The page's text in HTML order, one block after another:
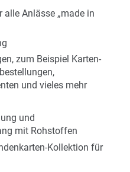
Anlässe „made in
zum Beispiel Karten-
und vieles mehr
und
mit Rohstoffen
Kollektion für